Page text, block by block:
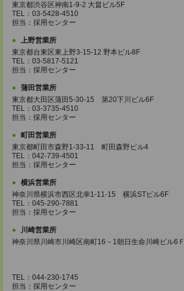
東京都渋谷区神南1-9-2 大畠ビル5F
TEL：03-5428-4510
担当：採用センター
上野営業所
東京都台東区東上野3-15-12 野本ビル8F
TEL：03-5817-5121
担当：採用センター
蒲田営業所
東京都大田区蒲田5-30-15 第20下川ビル6F
TEL：03-3735-4510
担当：採用センター
町田営業所
東京都町田市森野1-33-11 町田森野ビル4
TEL：042-739-4501
担当：採用センター
横浜営業所
神奈川県横浜市西区北幸1-11-15 横浜STビル6F
TEL：045-290-7881
担当：採用センター
川崎営業所
神奈川県川崎市川崎区南町16－1朝日生命川崎ビル6Ｆ
TEL：044-230-1745
担当：採用センター